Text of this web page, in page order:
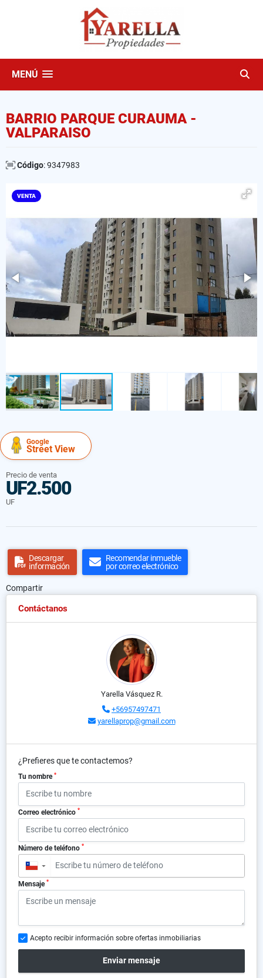
MENÚ
BARRIO PARQUE CURAUMA -
VALPARAISO
Código: 9347983
VENTA
Google
Street View
Precio de venta
UF2.500
UF
Descargar
información
Recomendar inmueble
por correo electrónico
Compartir
Contáctanos
Yarella Vásquez R.
+56957497471
yarellaprop@gmail.com
¿Prefieres que te contactemos?
Tu nombre *
Correo electrónico *
Número de teléfono *
▼
Mensaje *
Acepto recibir información sobre ofertas inmobiliarias
Enviar mensaje